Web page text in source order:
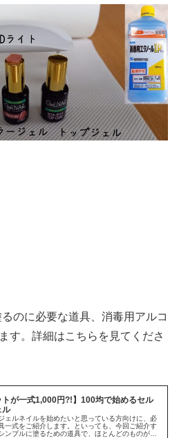
のに必要な道具、消毒用アルコ
す。詳細はこちらを見てくださ
トが一式1,000円?!】100均で始めるセル
ル
ェルネイルを始めたいと思っている方向けに、必
一式をご紹介します。といっても、今回ご紹介す
ンプルに塗るための道具で、ほとんどのものが